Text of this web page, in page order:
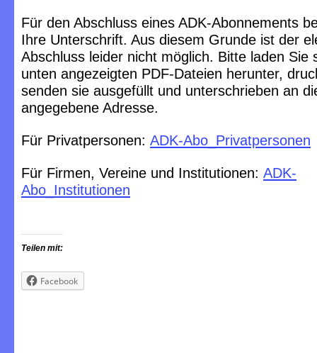
Für den Abschluss eines ADK-Abonnements
Ihre Unterschrift. Aus diesem Grunde ist der
Abschluss leider nicht möglich. Bitte laden Sie
unten angezeigten PDF-Dateien herunter,
senden sie ausgefüllt und unterschrieben an
angegebene Adresse.
Für Privatpersonen: ADK-Abo_Privatpersonen
Für Firmen, Vereine und Institutionen: ADK-
Abo_Institutionen
Teilen mit:
Facebook